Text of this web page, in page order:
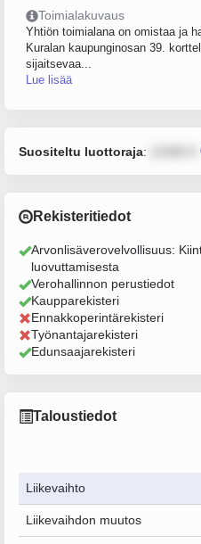
Toimialakuvaus
Yhtiön toimialana on omistaa ja
Kuralan kaupunginosan 39.
sijaitsevaa...
Lue lisää
Suositeltu luottoraja:
Rekisteritiedot
Arvonlisäverovelvollisuus:
luovuttamisesta
Verohallinnon perustiedot
Kaupparekisteri
Ennakkoperintärekisteri
Työnantajarekisteri
Edunsaajarekisteri
Taloustiedot
Liikevaihto
Liikevaihdon muutos